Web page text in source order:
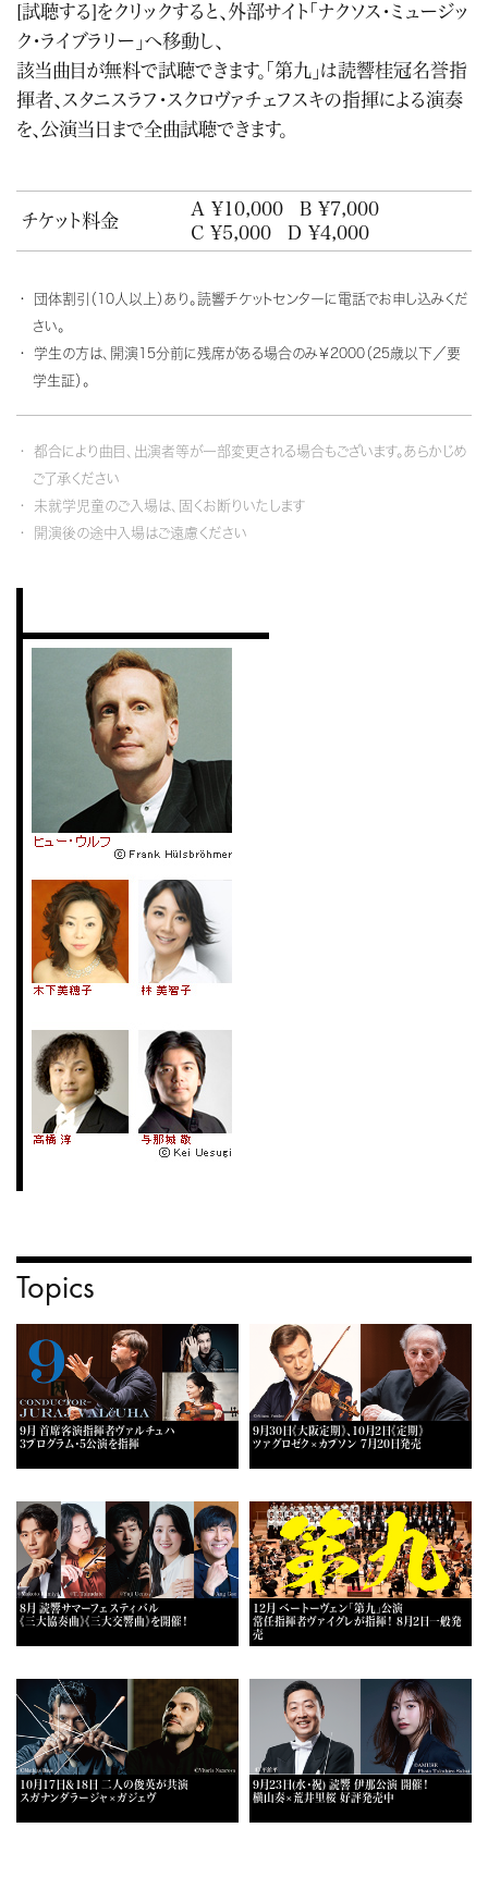
[試聴する]をクリックすると、外部サイト「 ナクソス・ミュージッ
ク・ライブラリー 」へ移動し、
該当曲目が無料で試聴できます。「第九」は読響桂冠名誉指
揮者、スタニスラフ・スクロヴァチェフスキの指揮による演奏
を、公演当日まで全曲試聴できます。
チケット料金
A ¥10,000
B ¥7,000
C ¥5,000
D ¥4,000
団体割引（10人以上）あり。読響チケットセンターに電話でお申し込みくだ
さい。
学生の方は、開演15分前に残席がある場合のみ￥2000（25歳以下／要
学生証）。
都合により曲目、出演者等が一部変更される場合もございます。あらかじめ
ご了承ください
未就学児童のご入場は、固くお断りいたします
開演後の途中入場はご遠慮ください
Topics
9月 首席客演指揮者ヴァルチュハ
3プログラム・5公演を指揮
9月30日《大阪定期》、10月2日《定期》
ツァグロゼク×カプソン 7月20日発売
8月 読響サマーフェスティバル
《三大協奏曲》《三大交響曲》を開催！
12月 ベートーヴェン「第九」公演
常任指揮者ヴァイグレが指揮！ 8月2日一般発
売
10月17日＆18日 二人の俊英が共演
スガナンダラージャ×ガジェヴ
9月23日(水・祝) 読響 伊那公演 開催！
横山奏×荒井里桜 好評発売中